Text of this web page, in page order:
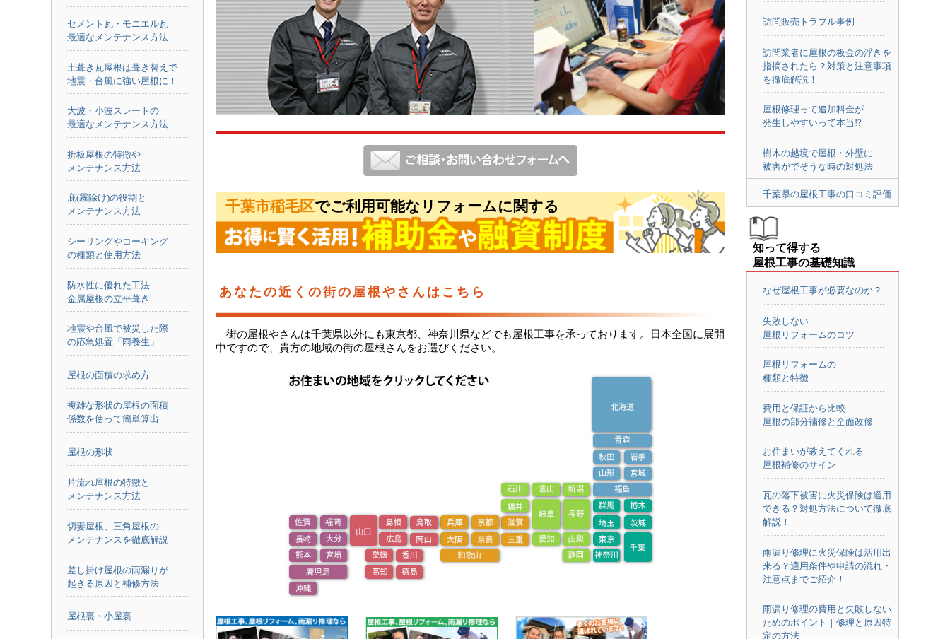
セメント瓦・モニエル瓦
最適なメンテナンス方法
土葺き瓦屋根は葺き替えで
地震・台風に強い屋根に！
大波・小波スレートの
最適なメンテナンス方法
折板屋根の特徴や
メンテナンス方法
庇(霧除け)の役割と
メンテナンス方法
シーリングやコーキング
の種類と使用方法
防水性に優れた工法
金属屋根の立平葺き
地震や台風で被災した際
の応急処置「雨養生」
屋根の面積の求め方
複雑な形状の屋根の面積
係数を使って簡単算出
屋根の形状
片流れ屋根の特徴と
メンテナンス方法
切妻屋根、三角屋根の
メンテナンスを徹底解説
差し掛け屋根の雨漏りが
起きる原因と補修方法
屋根裏・小屋裏
千葉市稲毛区でご利用可能なリフォームに関する
あなたの近くの街の屋根やさんはこちら
街の屋根やさんは千葉県以外にも東京都、神奈川県などでも屋根工事を承っております。日本全国に展開
中ですので、貴方の地域の街の屋根さんをお選びください。
訪問販売トラブル事例
訪問業者に屋根の板金の浮きを
指摘されたら？対策と注意事項
を徹底解説！
屋根修理って追加料金が
発生しやすいって本当!?
樹木の越境で屋根・外壁に
被害がでそうな時の対処法
千葉県の屋根工事の口コミ評価
知って得する
屋根工事の基礎知識
なぜ屋根工事が必要なのか？
失敗しない
屋根リフォームのコツ
屋根リフォームの
種類と特徴
費用と保証から比較
屋根の部分補修と全面改修
お住まいが教えてくれる
屋根補修のサイン
瓦の落下被害に火災保険は適用
できる？対処方法について徹底
解説！
雨漏り修理に火災保険は活用出
来る？適用条件や申請の流れ・
注意点までご紹介！
雨漏り修理の費用と失敗しない
ためのポイント｜修理と原因特
定の方法